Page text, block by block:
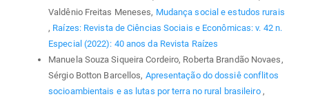
Valdênio Freitas Meneses, Mudança social e estudos rurais
, Raízes: Revista de Ciências Sociais e Econômicas: v. 42 n.
Especial (2022): 40 anos da Revista Raízes
Manuela Souza Siqueira Cordeiro, Roberta Brandão Novaes,
Sérgio Botton Barcellos, Apresentação do dossiê conflitos
socioambientais e as lutas por terra no rural brasileiro ,